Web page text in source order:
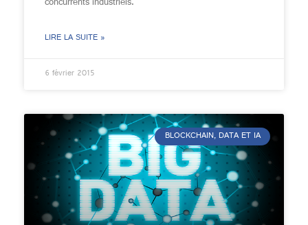
LIRE LA SUITE »
6 février 2015
BLOCKCHAIN, DATA ET IA